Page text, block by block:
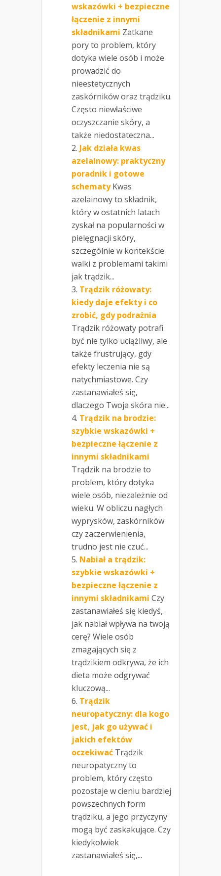
wskazówki + bezpieczne
łączenie z innymi
składnikami Zatkane
pory to problem, który
dotyka wiele osób i może
prowadzić do
nieestetycznych
zaskórników oraz trądziku.
Często niewłaściwe
oczyszczanie skóry, a
także niedostateczna...
Jak działa kwas
azelainowy: praktyczny
poradnik i gotowe
schematy Kwas
azelainowy to składnik,
który w ostatnich latach
zyskał na popularności w
pielęgnacji skóry,
szczególnie w kontekście
walki z problemami takimi
jak trądzik...
Trądzik różowaty:
kiedy daje efekty i co
zrobić, gdy podrażnia
Trądzik różowaty potrafi
być nie tylko uciążliwy, ale
także frustrujący, gdy
efekty leczenia nie są
natychmiastowe. Czy
zastanawiałeś się,
dlaczego Twoja skóra nie...
Trądzik na brodzie:
szybkie wskazówki +
bezpieczne łączenie z
innymi składnikami
Trądzik na brodzie to
problem, który dotyka
wiele osób, niezależnie od
wieku. W obliczu nagłych
wyprysków, zaskórników
czy zaczerwienienia,
trudno jest nie czuć...
Nabiał a trądzik:
szybkie wskazówki +
bezpieczne łączenie z
innymi składnikami Czy
zastanawiałeś się kiedyś,
jak nabiał wpływa na twoją
cerę? Wiele osób
zmagających się z
trądzikiem odkrywa, że ich
dieta może odgrywać
kluczową...
Trądzik
neuropatyczny: dla kogo
jest, jak go używać i
jakich efektów
oczekiwać Trądzik
neuropatyczny to
problem, który często
pozostaje w cieniu bardziej
powszechnych form
trądziku, a jego przyczyny
mogą być zaskakujące. Czy
kiedykolwiek
zastanawiałeś się,...